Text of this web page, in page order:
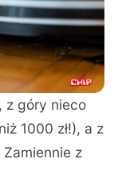
z góry nieco
1000 zł!), a z
z